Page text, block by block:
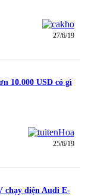
27/6/19
10.000 USD có gì
25/6/19
chạy điện Audi E-